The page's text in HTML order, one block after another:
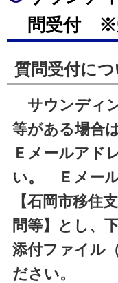
問受付 ※
質問受付につ
サウンディ
等がある場合
Ｅメールアド
い。
Ｅメー
【石岡市移住
問等】とし、
添付ファイル
ださい。